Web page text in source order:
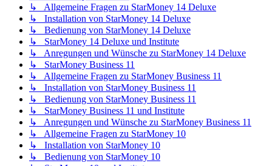
↳ Allgemeine Fragen zu StarMoney 14 Deluxe
↳ Installation von StarMoney 14 Deluxe
↳ Bedienung von StarMoney 14 Deluxe
↳ StarMoney 14 Deluxe und Institute
↳ Anregungen und Wünsche zu StarMoney 14 Deluxe
↳ StarMoney Business 11
↳ Allgemeine Fragen zu StarMoney Business 11
↳ Installation von StarMoney Business 11
↳ Bedienung von StarMoney Business 11
↳ StarMoney Business 11 und Institute
↳ Anregungen und Wünsche zu StarMoney Business 11
↳ Allgemeine Fragen zu StarMoney 10
↳ Installation von StarMoney 10
↳ Bedienung von StarMoney 10